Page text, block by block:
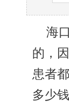
海口
的，
患者
多少